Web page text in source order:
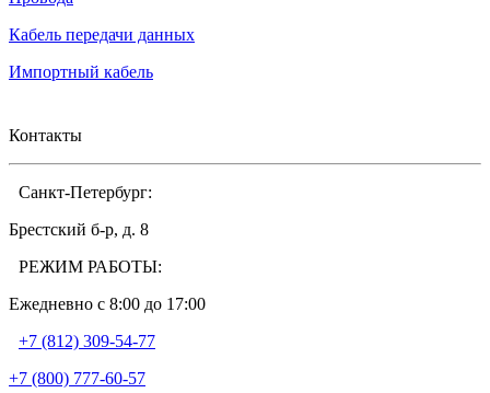
Кабель передачи данных
Импортный кабель
Контакты
Санкт-Петербург:
Брестский б-р, д. 8
РЕЖИМ РАБОТЫ:
Ежедневно c 8:00 до 17:00
+7 (812) 309-54-77
+7 (800) 777-60-57